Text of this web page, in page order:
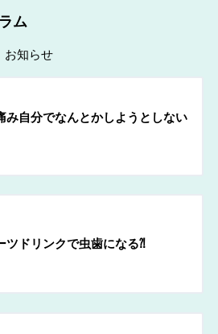
ム
お知らせ
み自分でなんとかしようとしない
ツドリンクで虫歯になる⁈